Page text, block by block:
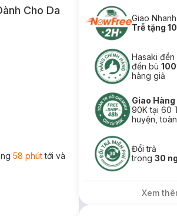
Cho Da
58 phúttới và
Giao
Trễ tặng
Hasaki
đền bù
hàng giả
Giao
90K tại 60
huyện,
Đổi trả
trong30
Xem